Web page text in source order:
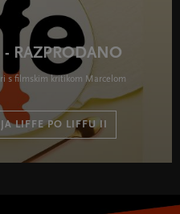
RAZPRODANO
s filmskim kritikom Marcelom
LIFFE PO LIFFU II